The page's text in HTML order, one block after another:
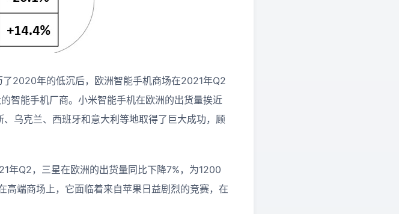
2020年的低沉后，欧洲智能手机商场在2021年Q2
智能手机厂商。小米智能手机在欧洲的出货量挨近
乌克兰、西班牙和意大利等地取得了巨大成功，顾
Q2，三星在欧洲的出货量同比下降7%，为1200
端商场上，它面临着来自苹果日益剧烈的竞赛，在